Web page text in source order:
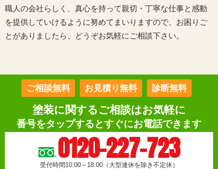
職人の会社らしく、真心を持って親切・丁寧な仕事と感動
を提供していけるように努めてまいりますので、お困りご
とがありましたら、どうぞお気軽にご相談下さい。
ご相談無料 お見積り無料 診断無料
塗装に関するご相談はお気軽に
番号をタップするとすぐにお電話できます
0120-227-723
受付時間10:00～18:00（大型連休を除き不定休）